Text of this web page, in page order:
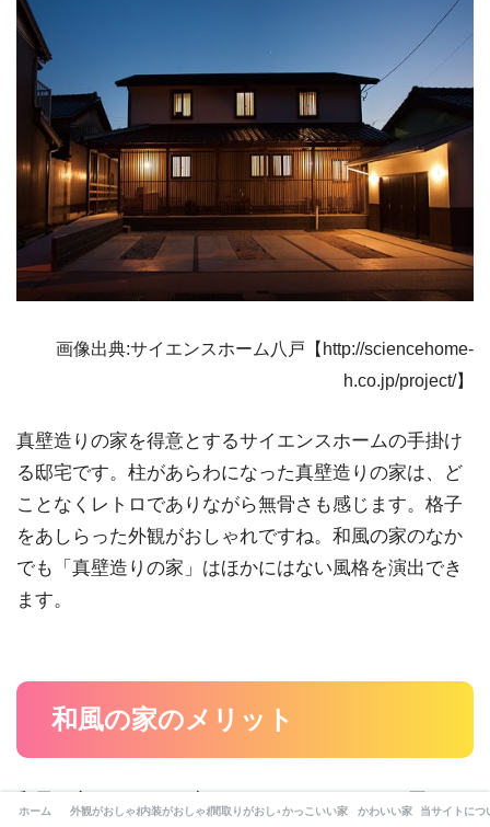
画像出典:サイエンスホーム八戸【http://sciencehome-
h.co.jp/project/】
真壁造りの家を得意とするサイエンスホームの手掛け
る邸宅です。柱があらわになった真壁造りの家は、ど
ことなくレトロでありながら無骨さも感じます。格子
をあしらった外観がおしゃれですね。和風の家のなか
でも「真壁造りの家」はほかにはない風格を演出でき
ます。
和風の家のメリット
和風の家のメリット(良いところ)とデメリット(悪いと
ホーム 外観がおしゃれな家内装がおしゃれな家間取りがおしゃれな家
かっこいい家 かわいい家 当サイトにつ